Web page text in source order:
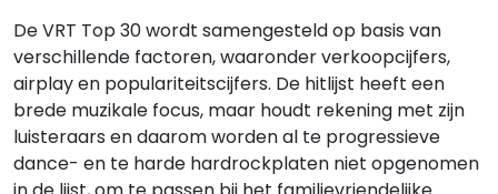
De VRT Top 30 wordt samengesteld op basis van
verschillende factoren, waaronder verkoopcijfers,
airplay en populariteitscijfers. De hitlijst heeft een
brede muzikale focus, maar houdt rekening met zijn
luisteraars en daarom worden al te progressieve
dance- en te harde hardrockplaten niet opgenomen